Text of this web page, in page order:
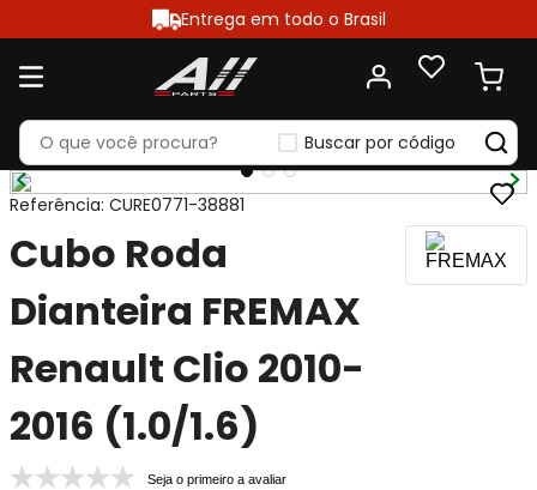
Entrega em todo o Brasil
Buscar por código
Referência: CURE0771-38881
Cubo Roda
Dianteira FREMAX
Renault Clio 2010-
2016 (1.0/1.6)
Seja o primeiro a avaliar